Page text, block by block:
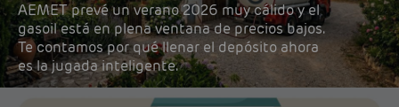
AEMET prevé un verano 2026 muy cálido y el
gasoil está en plena ventana de precios bajos.
Te contamos por qué llenar el depósito ahora
es la jugada inteligente.